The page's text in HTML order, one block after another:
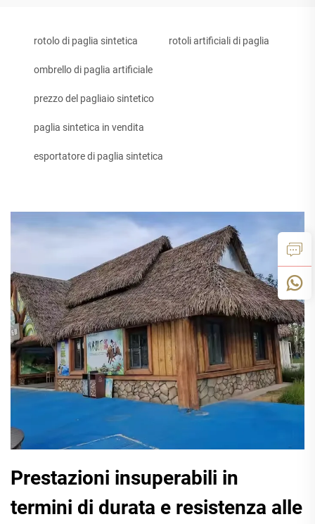
rotolo di paglia sintetica rotoli artificiali di paglia
ombrello di paglia artificiale
prezzo del pagliaio sintetico
paglia sintetica in vendita
esportatore di paglia sintetica
Prestazioni insuperabili in
termini di durata e resistenza alle